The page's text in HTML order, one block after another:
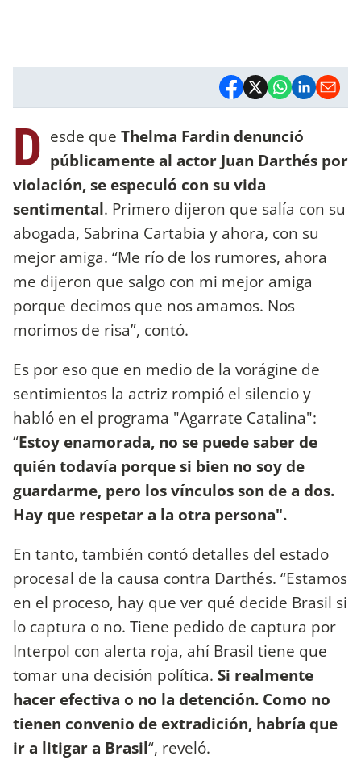
D esde que Thelma Fardin denunció
públicamente al actor Juan Darthés por
violación, se especuló con su vida
sentimental. Primero dijeron que salía con su
abogada, Sabrina Cartabia y ahora, con su
mejor amiga. “Me río de los rumores, ahora
me dijeron que salgo con mi mejor amiga
porque decimos que nos amamos. Nos
morimos de risa”, contó.
Es por eso que en medio de la vorágine de
sentimientos la actriz rompió el silencio y
habló en el programa "Agarrate Catalina":
“Estoy enamorada, no se puede saber de
quién todavía porque si bien no soy de
guardarme, pero los vínculos son de a dos.
Hay que respetar a la otra persona".
En tanto, también contó detalles del estado
procesal de la causa contra Darthés. “Estamos
en el proceso, hay que ver qué decide Brasil si
lo captura o no. Tiene pedido de captura por
Interpol con alerta roja, ahí Brasil tiene que
tomar una decisión política. Si realmente
hacer efectiva o no la detención. Como no
tienen convenio de extradición, habría que
ir a litigar a Brasil“, reveló.